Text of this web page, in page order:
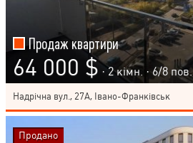
Продаж квартири
64 000 $ · 2 кімн. ·6/8
Надрічна вул., 27А, Івано-Франківськ
Продано